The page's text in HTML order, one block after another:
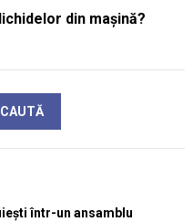
din mașină?
într-un ansamblu